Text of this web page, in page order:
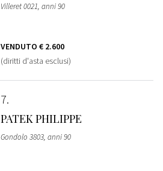
Villeret 0021, anni 90
VENDUTO € 2.600
(diritti d'asta esclusi)
7
PATEK PHILIPPE
Gondolo 3803, anni 90